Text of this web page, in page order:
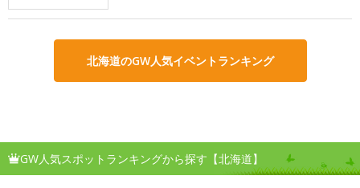
北海道のGW人気イベントランキング
GW人気スポットランキングから探す【北海道】